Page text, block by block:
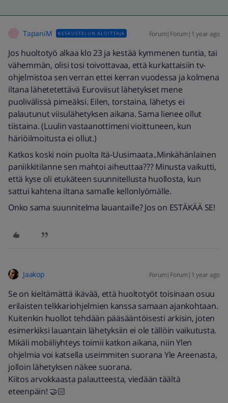
TapaniM KESKUSTELUN ALOITTAJA Forum|Forum|1 year ago
Jos huoltotyö alkaa klo 23 ja kestää kymmenen tuntia, tai
vähemmän, olisi tosi toivottavaa, että kurkattaisiin tv-
ohjelmistoa sen verran ettei kerran vuodessa ja kolmena
iltana lähetetettävä Euroviisut lähetykset mene
puolivälissä pimeäksi. Eilen, torstaina, lähetys ei
palautunut viisulähetyksen aikana. Sama lienee ollut
tiistaina. (Luulin vastaanottimeni vioittuneen, kun
häriöilmoitusta ei ollut.)
Katkos koski noin puolta Itä-Uusimaata..Minkähänlainen
paniikkitilanne sen mahtoi aiheuttaa??? Minusta vaikutti,
että kyse oli etukäteen suunnitellusta huollosta, kun
sattui kahtena iltana samalle kellonlyömälle.
Onko sama suunnitelma lauantaille? Jos on ESTÄKÄÄ SE!
Jaakop Forum|Forum|1 year ago
Se on kieltämättä ikävää, että huoltotyöt toisinaan osuu
erilaisten telkkariohjelmien kanssa samaan ajankohtaan.
Kuitenkin huollot tehdään pääsääntöisesti arkisin, joten
esimerkiksi lauantain lähetyksiin ei ole tällöin vaikutusta.
Mikäli mobiiliyhteys toimii katkon aikana, niin Ylen
ohjelmia voi katsella useimmiten suorana Yle Areenasta,
jolloin lähetyksen näkee suorana.
Kiitos arvokkaasta palautteesta, viedään täältä
eteenpäin! 🤝🏻